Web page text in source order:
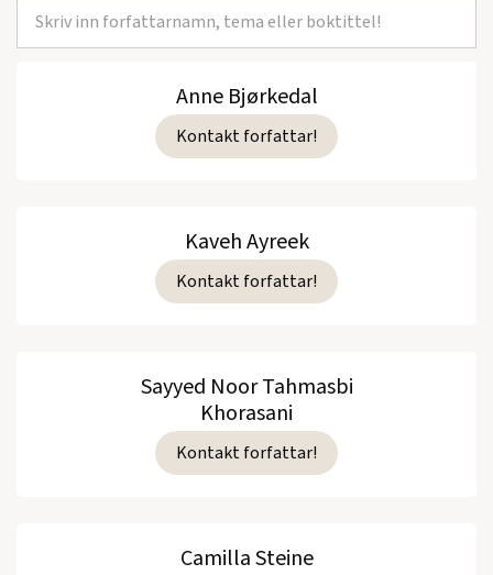
Anne Bjørkedal
Kontakt forfattar!
Kaveh Ayreek
Kontakt forfattar!
Sayyed Noor Tahmasbi
Khorasani
Kontakt forfattar!
Camilla Steine